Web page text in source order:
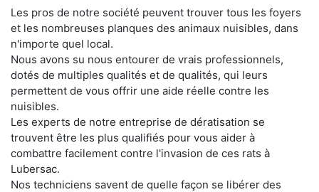
Les pros de notre société peuvent trouver tous les foyers
et les nombreuses planques des animaux nuisibles, dans
n'importe quel local.
Nous avons su nous entourer de vrais professionnels,
dotés de multiples qualités et de qualités, qui leurs
permettent de vous offrir une aide réelle contre les
nuisibles.
Les experts de notre entreprise de dératisation se
trouvent être les plus qualifiés pour vous aider à
combattre facilement contre l'invasion de ces rats à
Lubersac.
Nos techniciens savent de quelle façon se libérer des